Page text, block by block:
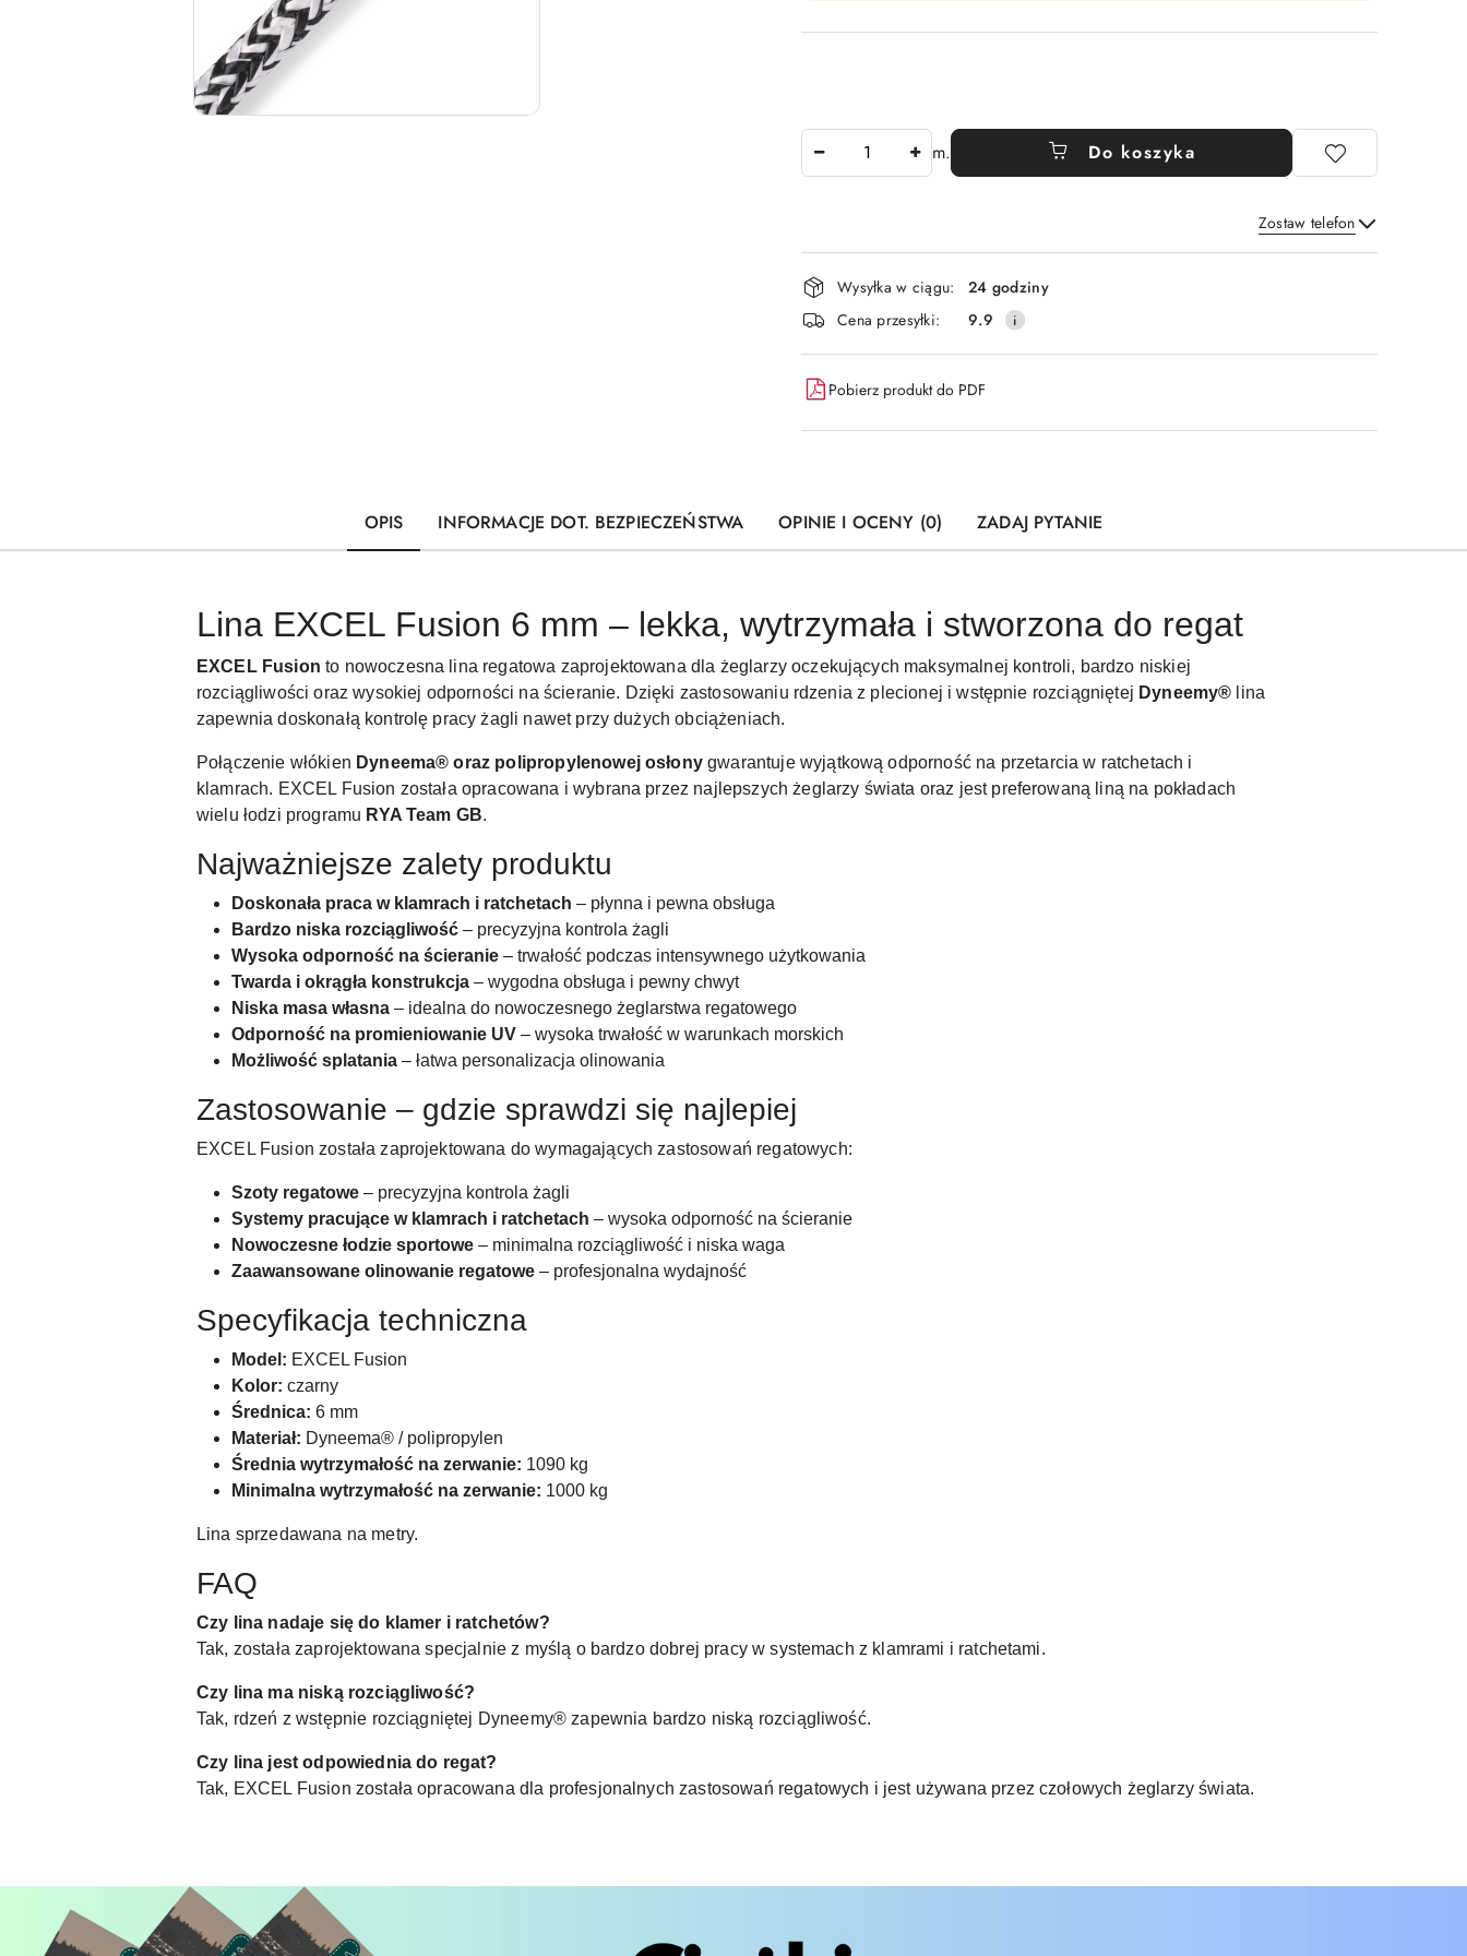
m. Do koszyka
Zostaw telefon
Wyślij
Dostępność
i
dostawa
Wysyłka w ciągu:
24 godziny
Cena przesyłki:
9.9
Pobierz produkt do PDF
OPIS INFORMACJE DOT. BEZPIECZEŃSTWA OPINIE I OCENY (0) ZADAJ PYTANIE
Lina EXCEL Fusion 6 mm – lekka, wytrzymała i stworzona do regat
EXCEL Fusion to nowoczesna lina regatowa zaprojektowana dla żeglarzy oczekujących maksymalnej kontroli, bardzo niskiej
rozciągliwości oraz wysokiej odporności na ścieranie. Dzięki zastosowaniu rdzenia z plecionej i wstępnie rozciągniętej Dyneemy® lina
zapewnia doskonałą kontrolę pracy żagli nawet przy dużych obciążeniach.
Połączenie włókien Dyneema® oraz polipropylenowej osłonygwarantuje wyjątkową odporność na przetarcia w ratchetach i
klamrach. EXCEL Fusion została opracowana i wybrana przez najlepszych żeglarzy świata oraz jest preferowaną liną na pokładach
wielu łodzi programu RYA Team GB.
Najważniejsze zalety produktu
Doskonała praca w klamrach i ratchetach – płynna i pewna obsługa
Bardzo niska rozciągliwość – precyzyjna kontrola żagli
Wysoka odporność na ścieranie – trwałość podczas intensywnego użytkowania
Twarda i okrągła konstrukcja – wygodna obsługa i pewny chwyt
Niska masa własna – idealna do nowoczesnego żeglarstwa regatowego
Odporność na promieniowanie UV – wysoka trwałość w warunkach morskich
Możliwość splatania – łatwa personalizacja olinowania
Zastosowanie – gdzie sprawdzi się najlepiej
EXCEL Fusion została zaprojektowana do wymagających zastosowań regatowych:
Szoty regatowe – precyzyjna kontrola żagli
Systemy pracujące w klamrach i ratchetach – wysoka odporność na ścieranie
Nowoczesne łodzie sportowe – minimalna rozciągliwość i niska waga
Zaawansowane olinowanie regatowe – profesjonalna wydajność
Specyfikacja techniczna
Model: EXCEL Fusion
Kolor: czarny
Średnica: 6 mm
Materiał: Dyneema® / polipropylen
Średnia wytrzymałość na zerwanie: 1090 kg
Minimalna wytrzymałość na zerwanie: 1000 kg
Lina sprzedawana na metry.
FAQ
Czy lina nadaje się do klamer i ratchetów?
Tak, została zaprojektowana specjalnie z myślą o bardzo dobrej pracy w systemach z klamrami i ratchetami.
Czy lina ma niską rozciągliwość?
Tak, rdzeń z wstępnie rozciągniętej Dyneemy® zapewnia bardzo niską rozciągliwość.
Czy lina jest odpowiednia do regat?
Tak, EXCEL Fusion została opracowana dla profesjonalnych zastosowań regatowych i jest używana przez czołowych żeglarzy świata.